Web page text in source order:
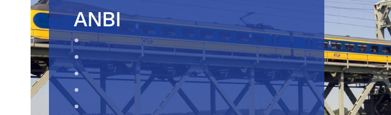
ANBI